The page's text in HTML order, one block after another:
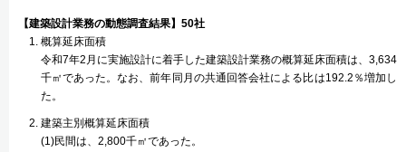
【建築設計業務の動態調査結果】50社
概算延床面積
令和7年2月に実施設計に着手した建築設計業務の概算延床面積は、3,634
千㎡であった。なお、前年同月の共通回答会社による比は192.2％増加し
た。
建築主別概算延床面積
(1)民間は、2,800千㎡であった。